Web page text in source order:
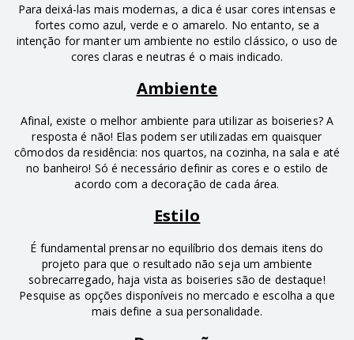
Para deixá-las mais modernas, a dica é usar cores intensas e
fortes como azul, verde e o amarelo. No entanto, se a
intenção for manter um ambiente no estilo clássico, o uso de
cores claras e neutras é o mais indicado.
Ambiente
Afinal, existe o melhor ambiente para utilizar as boiseries? A
resposta é não! Elas podem ser utilizadas em quaisquer
cômodos da residência: nos quartos, na cozinha, na sala e até
no banheiro! Só é necessário definir as cores e o estilo de
acordo com a decoração de cada área.
Estilo
É fundamental prensar no equilíbrio dos demais itens do
projeto para que o resultado não seja um ambiente
sobrecarregado, haja vista as boiseries são de destaque!
Pesquise as opções disponíveis no mercado e escolha a que
mais define a sua personalidade.